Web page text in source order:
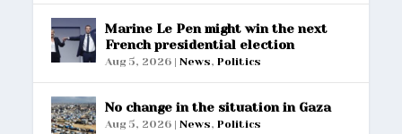
Marine Le Pen might win the next
French presidential election
Aug 5, 2026 |News,Politics
No change in the situation in Gaza
Aug 5, 2026 |News,Politics